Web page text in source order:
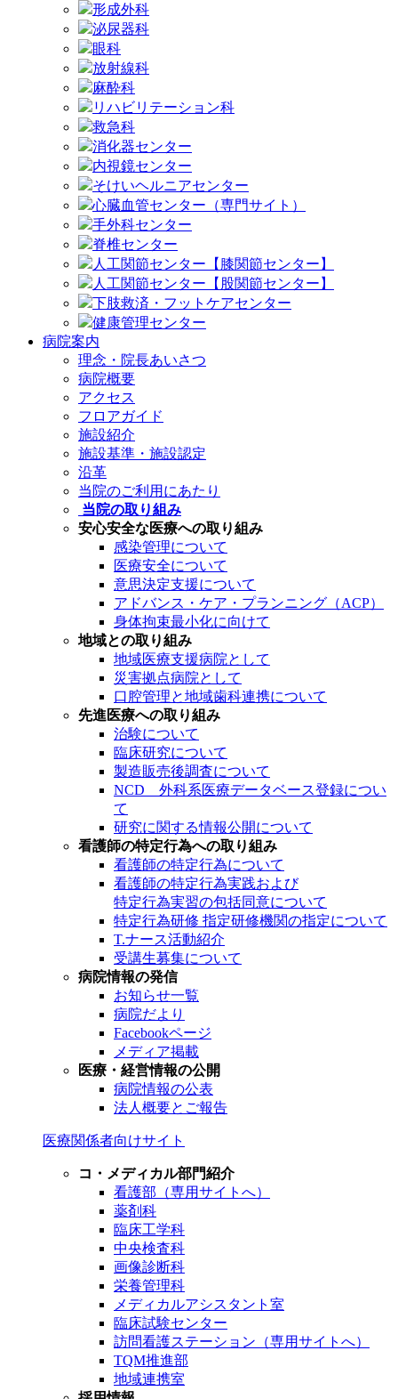
形成外科
泌尿器科
眼科
放射線科
麻酔科
リハビリテーション科
救急科
消化器センター
内視鏡センター
そけいヘルニアセンター
心臓血管センター（専門サイト）
手外科センター
脊椎センター
人工関節センター【膝関節センター】
人工関節センター【股関節センター】
下肢救済・フットケアセンター
健康管理センター
病院案内
理念・院長あいさつ
病院概要
アクセス
フロアガイド
施設紹介
施設基準・施設認定
沿革
当院のご利用にあたり
当院の取り組み
安心安全な医療への取り組み
感染管理について
医療安全について
意思決定支援について
アドバンス・ケア・プランニング（ACP）
身体拘束最小化に向けて
地域との取り組み
地域医療支援病院として
災害拠点病院として
口腔管理と地域歯科連携について
先進医療への取り組み
治験について
臨床研究について
製造販売後調査について
NCD 外科系医療データベース登録につい
て
研究に関する情報公開について
看護師の特定行為への取り組み
看護師の特定行為について
看護師の特定行為実践および
特定行為実習の包括同意について
特定行為研修 指定研修機関の指定について
T.ナース活動紹介
受講生募集について
病院情報の発信
お知らせ一覧
病院だより
Facebookページ
メディア掲載
医療・経営情報の公開
病院情報の公表
法人概要とご報告
医療関係者向けサイト
コ・メディカル部門紹介
看護部（専用サイトへ）
薬剤科
臨床工学科
中央検査科
画像診断科
栄養管理科
メディカルアシスタント室
臨床試験センター
訪問看護ステーション（専用サイトへ）
TQM推進部
地域連携室